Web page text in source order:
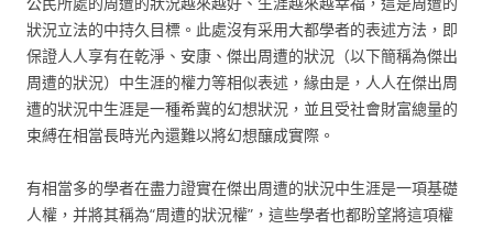
狀況立法的中持久目標。此處沒有采用大都學者的表述方法，即
保證人人享有在乾淨、安康、傑出周遭的狀況（以下簡稱為傑出
周遭的狀況）中生涯的權力等相似表述，緣由是，人人在傑出周
遭的狀況中生涯是一種希冀的幻想狀況，並且受社會財富總量的
束縛在相當長時光內還難以將幻想釀成實際。
有相當多的學者在盡力證實在傑出周遭的狀況中生涯是一項基礎
人權，并將其稱為“周遭的狀況權”，這些學者也都盼望將這項權